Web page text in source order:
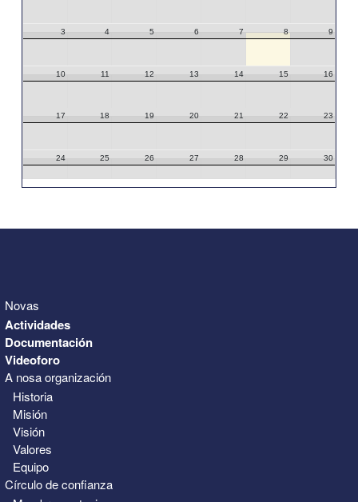
3 4 5 6 7 8 9
10 11 12 13 14 15 16
17 18 19 20 21 22 23
24 25 26 27 28 29 30
Novas
Actividades
Documentación
Videoforo
A nosa organización
Historia
Misión
Visión
Valores
Equipo
Círculo de confianza